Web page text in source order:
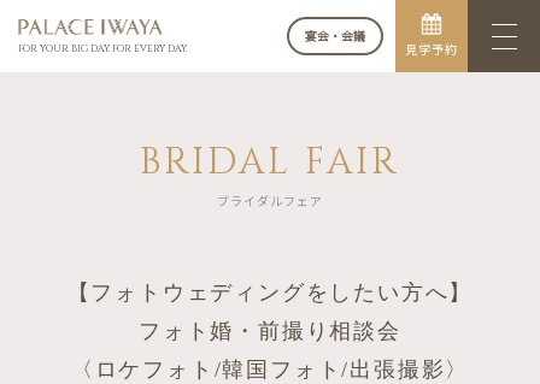
FOR YOUR BIG DAY. FOR EVERY DAY.
宴会・会議
見学予約
BRIDAL FAIR
ブライダルフェア
【フォトウェディングをしたい方へ】
フォト婚・前撮り相談会
〈ロケフォト/韓国フォト/出張撮影〉